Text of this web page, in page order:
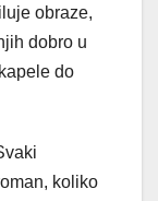
obraze,
dobro u
do
koliko